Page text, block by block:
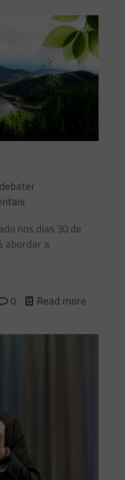
nos dias 30 de
abordar a
0 Read more